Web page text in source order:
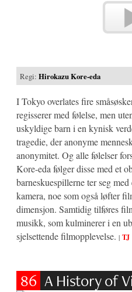
Regi:Hirokazu Kore-eda
I Tokyo overlates fire
regisserer med følelse, men
uskyldige barn i en kynisk
tragedie, der anonyme
anonymitet. Og alle følelser
Kore-eda følger disse med et
barneskuespillerne ter seg
kamera, noe som også løfter
dimensjon. Samtidig tilføres
musikk, som kulminerer i en
sjelsettende filmopplevelse. | TJ
86 A History of